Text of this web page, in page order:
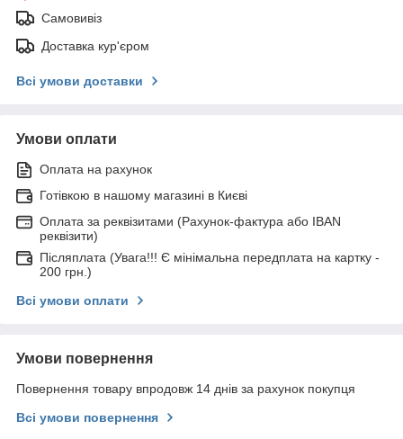
Самовивіз
Доставка кур'єром
Всі умови доставки
Умови оплати
Оплата на рахунок
Готівкою в нашому магазині в Києві
Оплата за реквізитами (Рахунок-фактура або IBAN
реквізити)
Післяплата (Увага!!! Є мінімальна передплата на картку -
200 грн.)
Всі умови оплати
Умови повернення
Повернення товару впродовж 14 днів за рахунок покупця
Всі умови повернення